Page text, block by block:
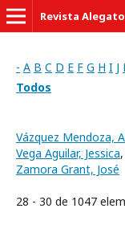
Revista
- A B C D E F G H I J
Todos
Vázquez Mendoza,
Vega Aguilar, Jessica
Zamora Grant, José
28 - 30 de 1047